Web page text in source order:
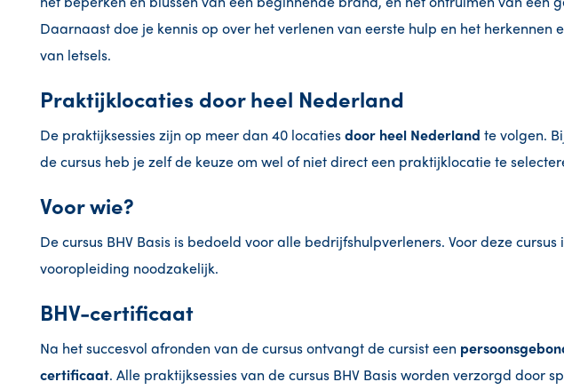
Daarnaast doe je kennis op over het verlenen van eerste hulp en het herkennen
van letsels.
Praktijklocaties door heel Nederland
De praktijksessies zijn op meer dan 40 locatiesdoor heel Nederland te volgen.
de cursus heb je zelf de keuze om wel of niet direct een praktijklocatie te
Voor wie?
De cursus BHV Basis is bedoeld voor alle bedrijfshulpverleners. Voor deze cursus
vooropleiding noodzakelijk.
BHV-certificaat
Na het succesvol afronden van de cursus ontvangt de cursist een
certificaat. Alle praktijksessies van de cursus BHV Basis worden verzorgd door